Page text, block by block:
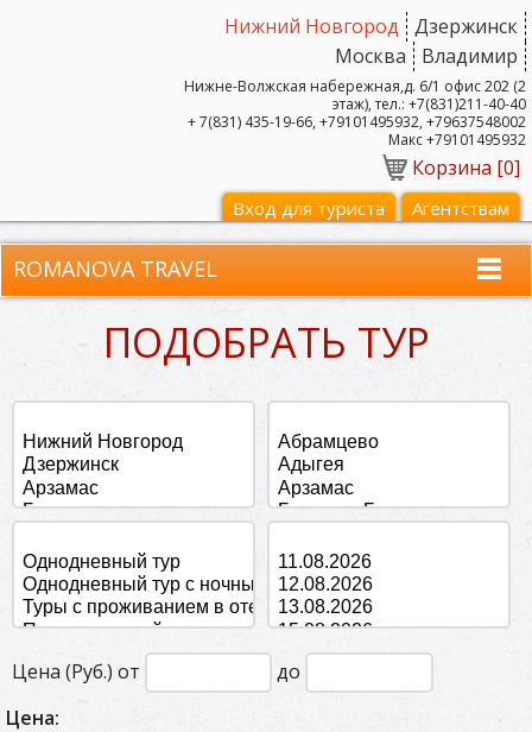
Дзержинск
Нижний Новгород
Владимир
Москва
Нижне-Волжская набережная,д. 6/1 офис 202 (2
этаж), тел.: +7(831)211-40-40
+ 7(831) 435-19-66, +79101495932, +79637548002
Макс +79101495932
Корзина [0]
Вход для туриста Агентствам
ROMANOVA TRAVEL
ПОДОБРАТЬ ТУР
Цена (Руб.) от
до
Цена: